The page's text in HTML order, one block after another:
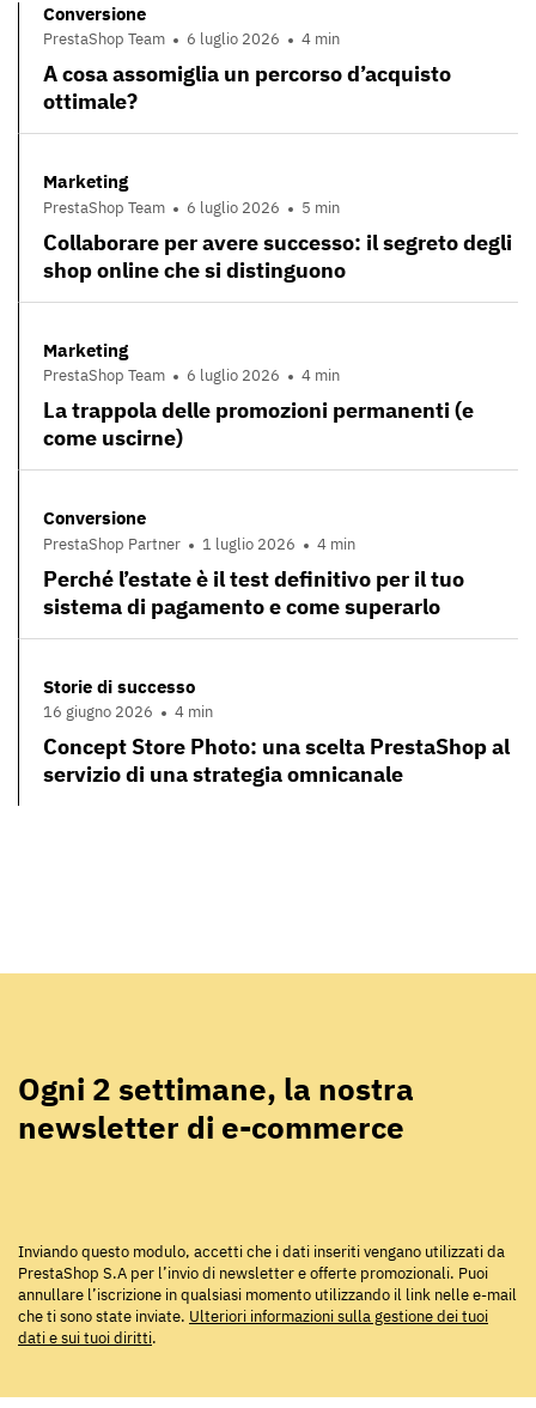
Conversione
PrestaShop Team 6 luglio 2026 4 min
A cosa assomiglia un percorso d’acquisto
ottimale?
Marketing
PrestaShop Team 6 luglio 2026 5 min
Collaborare per avere successo: il segreto degli
shop online che si distinguono
Marketing
PrestaShop Team 6 luglio 2026 4 min
La trappola delle promozioni permanenti (e
come uscirne)
Conversione
PrestaShop Partner 1 luglio 2026 4 min
Perché l’estate è il test definitivo per il tuo
sistema di pagamento e come superarlo
Storie di successo
16 giugno 2026 4 min
Concept Store Photo: una scelta PrestaShop al
servizio di una strategia omnicanale
Ogni 2 settimane, la nostra
newsletter di e-commerce
Inviando questo modulo, accetti che i dati inseriti vengano utilizzati da
PrestaShop S.A per l’invio di newsletter e offerte promozionali. Puoi
annullare l’iscrizione in qualsiasi momento utilizzando il link nelle e-mail
che ti sono state inviate. Ulteriori informazioni sulla gestione dei tuoi
dati e sui tuoi diritti.